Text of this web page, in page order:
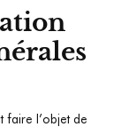
faire l’objet de